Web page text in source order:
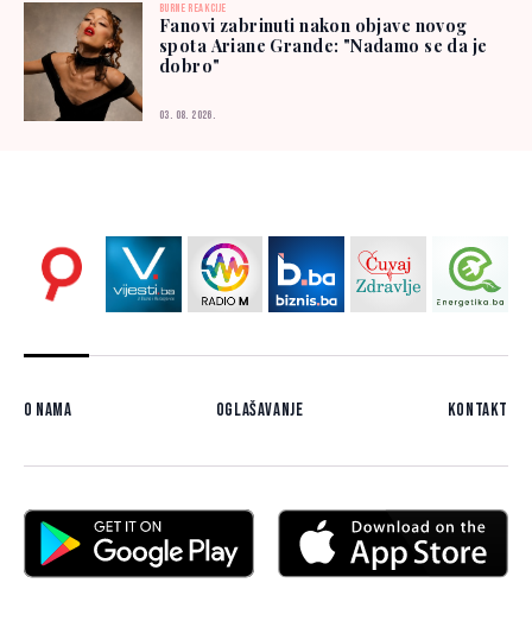
BURNE REAKCIJE
Fanovi zabrinuti nakon objave novog
spota Ariane Grande: "Nadamo se da je
dobro"
03. 08. 2026.
O nama Oglašavanje Kontakt